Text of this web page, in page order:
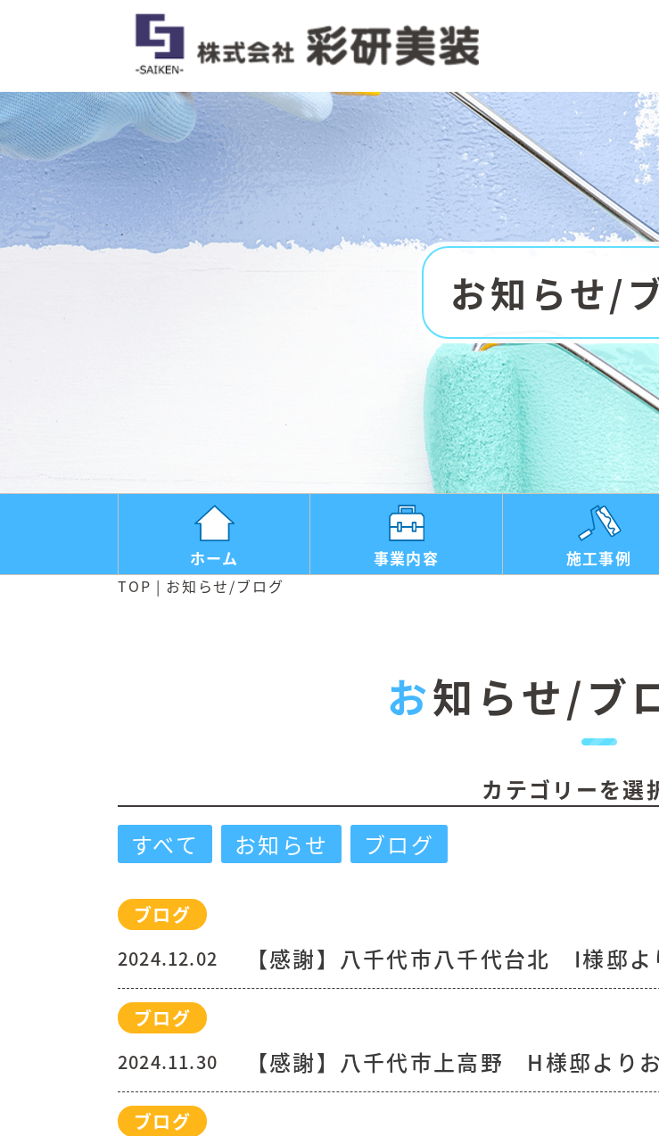
お知らせ/
ホーム 事業内容 施工事例
TOP お知らせ/ブログ
お知らせ/ブ
カテゴリーを選
すべて
お知らせ ブログ
ブログ
2024.12.02
【感謝】八千代市八千代台北 I様邸
ブログ
2024.11.30
【感謝】八千代市上高野 H様邸より
ブログ